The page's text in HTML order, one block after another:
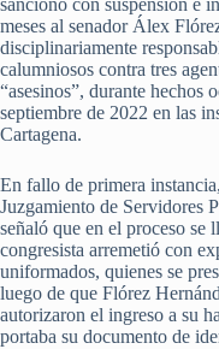
sancionó con suspensión e
meses al senador Álex
disciplinariamente
calumniosos contra tres
“asesinos”, durante hechos
septiembre de 2022 en las
Cartagena.
En fallo de primera
Juzgamiento de Servidores
señaló que en el proceso se
congresista arremetió con
uniformados, quienes se
luego de que Flórez
autorizaron el ingreso a su
portaba su documento de